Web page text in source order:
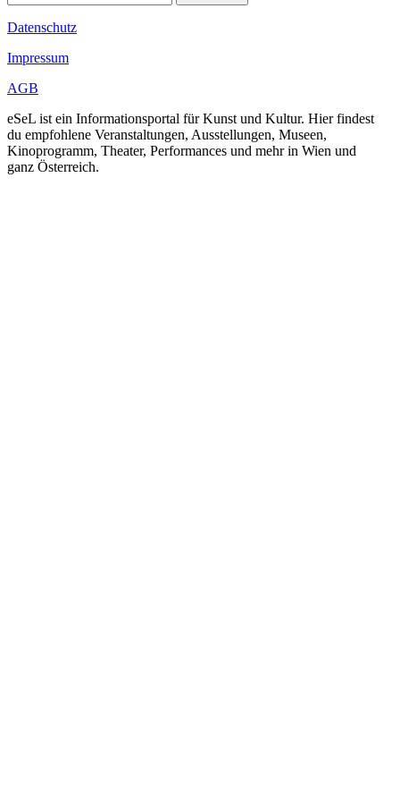
Datenschutz
Impressum
AGB
eSeL ist ein Informationsportal für Kunst und Kultur. Hier findest
du empfohlene Veranstaltungen, Ausstellungen, Museen,
Kinoprogramm, Theater, Performances und mehr in Wien und
ganz Österreich.